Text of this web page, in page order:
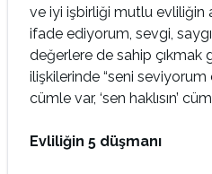
ve iyi işbirliği mutlu evliliğin
ifade ediyorum, sevgi,
değerlere de sahip çıkmak
ilişkilerinde “seni
cümle var, ‘sen haklısın’
Evliliğin 5 düşmanı